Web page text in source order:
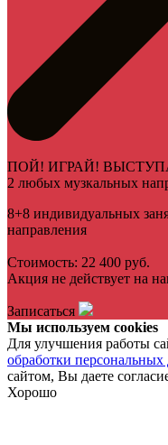
ПОЙ! ИГРАЙ!
2 любых музкальных
8+8 индивидуальных
направления
Стоимость: 22 400 руб.
Акция не действует на
Записаться
Мы используем cookies
Для улучшения работы
обработки
сайтом, Вы даете
Хорошо